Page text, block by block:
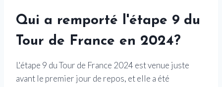
Qui a remporté l'étape 9 du
Tour de France en 2024?
L'étape 9 du Tour de France 2024 est venue juste
avant le premier jour de repos, et elle a été